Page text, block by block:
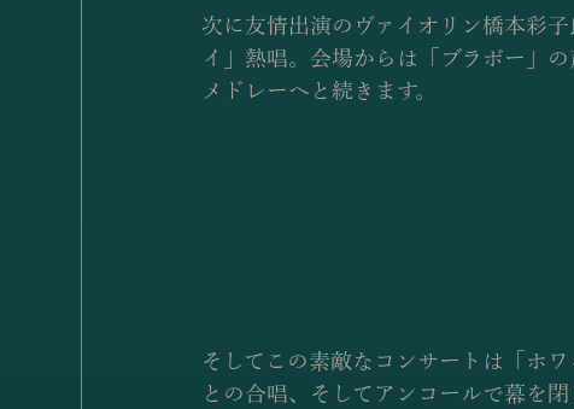
次に友情出演のヴァイオリン橋本彩
イ」熱唱。会場からは「ブラボー」
メドレーへと続きます。
そしてこの素敵なコンサートは「ホ
との合唱、そしてアンコールで幕を閉